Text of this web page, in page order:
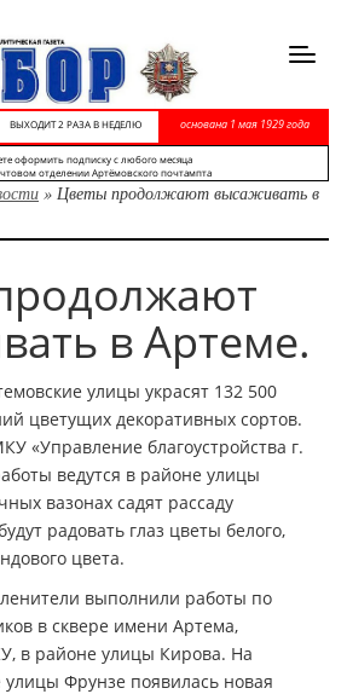
ВЫХОДИТ 2 РАЗА В НЕДЕЛЮ основана 1 мая 1929 года
оформить подписку с любого месяца
отделении Артёмовского почтампта
» Цветы продолжают высаживать в
в Артеме.
улицы украсят 132 500
цветущих декоративных сортов.
«Управление благоустройства г.
ведутся в районе улицы
вазонах садят рассаду
радовать глаз цветы белого,
цвета.
выполнили работы по
в сквере имени Артема,
в районе улицы Кирова. На
улицы Фрунзе появилась новая